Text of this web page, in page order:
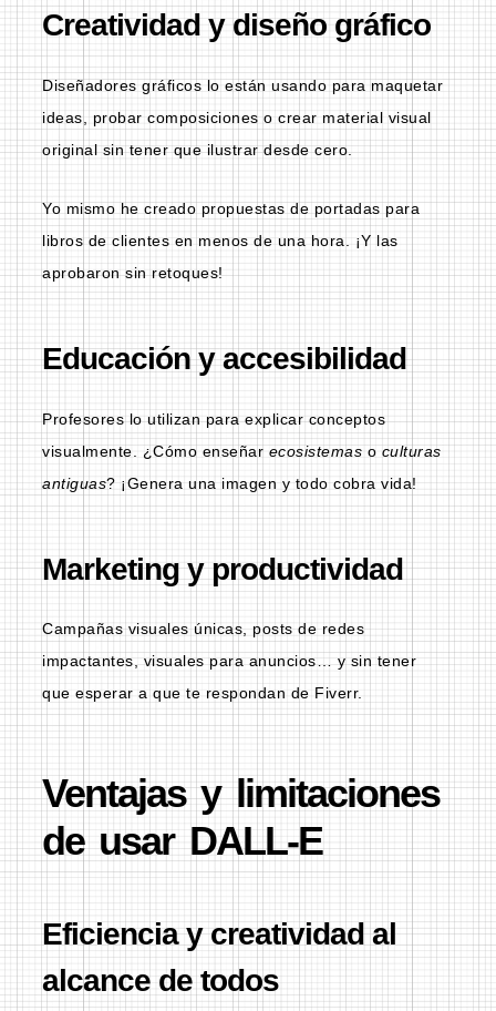
Creatividad y diseño gráfico
Diseñadores gráficos lo están usando para maquetar
ideas, probar composiciones o crear material visual
original sin tener que ilustrar desde cero.
Yo mismo he creado propuestas de portadas para
libros de clientes en menos de una hora. ¡Y las
aprobaron sin retoques!
Educación y accesibilidad
Profesores lo utilizan para explicar conceptos
visualmente. ¿Cómo enseñar ecosistemaso culturas
antiguas? ¡Genera una imagen y todo cobra vida!
Marketing y productividad
Campañas visuales únicas, posts de redes
impactantes, visuales para anuncios… y sin tener
que esperar a que te respondan de Fiverr.
Ventajas y limitaciones
de usar DALL-E
Eficiencia y creatividad al
alcance de todos